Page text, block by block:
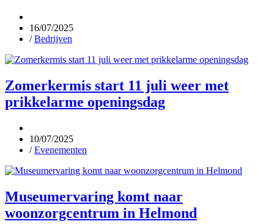
16/07/2025
/ Bedrijven
Zomerkermis start 11 juli weer met
prikkelarme openingsdag
10/07/2025
/ Evenementen
Museumervaring komt naar
woonzorgcentrum in Helmond